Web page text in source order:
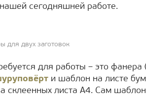
сегодняшней работе.
для двух заготовок
для работы – это фанера
и шаблон на листе
склеенных листа А4. Сам